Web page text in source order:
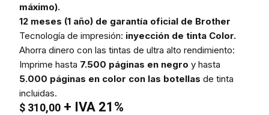
máximo).
12 meses (1 año) de garantía oficial de Brother
Tecnología de impresión: inyección de tinta Color.
Ahorra dinero con las tintas de ultra alto rendimiento:
Imprime hasta 7.500 páginas en negro y hasta
5.000 páginas en color con las botellas de tinta
incluidas.
$ 310,00 + IVA 21%